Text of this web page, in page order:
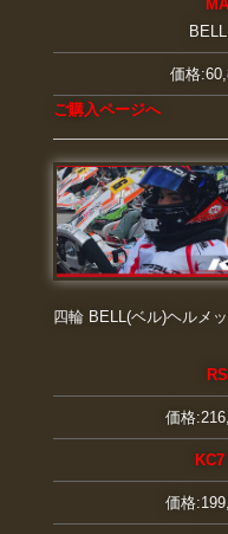
価格
ご購入ページへ
四輪 BELL(ベル)ヘルメ
価格
KC7
価格